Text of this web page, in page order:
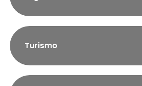
Turismo